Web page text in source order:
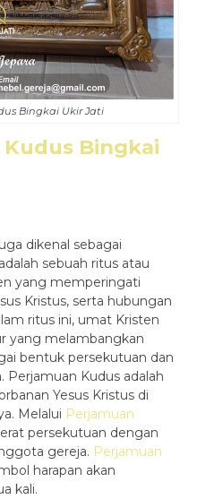
Bingkai Ukir Jati
Bingkai
dikenal sebagai
sebuah ritus atau
yang memperingati
Kristus, serta hubungan
ritus ini, umat Kristen
yang melambangkan
bentuk persekutuan dan
Perjamuan Kudus adalah
Yesus Kristus di
Melalui Perjamuan
persekutuan dengan
gereja. Perjamuan
harapan akan
kali.